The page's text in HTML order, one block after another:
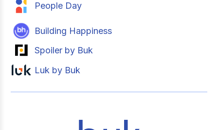
People Day
Building Happiness
Spoiler by Buk
Luk by Buk